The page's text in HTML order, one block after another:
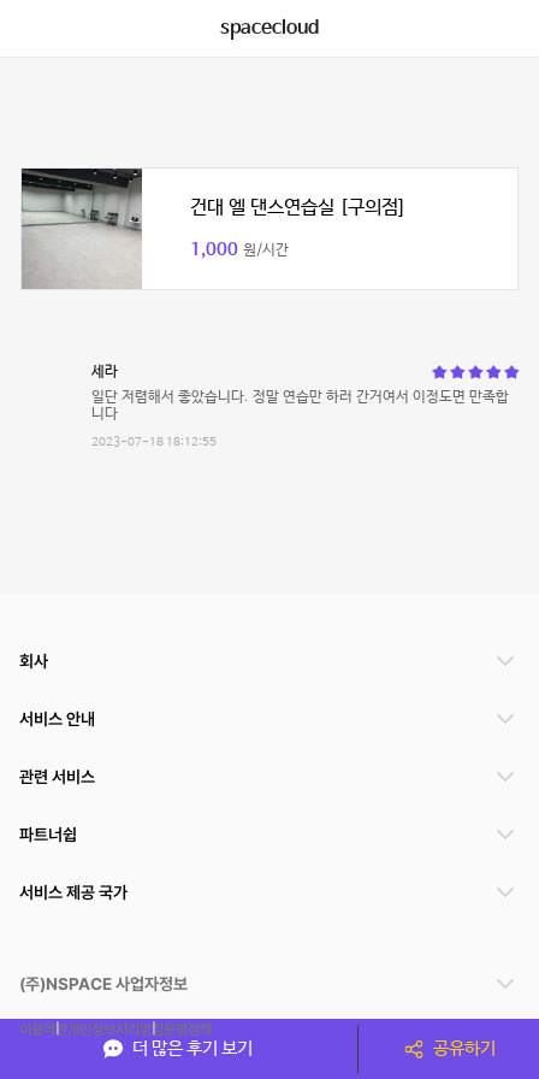
spacecloud
건대 엘 댄스연습실 [구의점]
1,000 원/시간
세라
일단 저렴해서 좋았습니다. 정말 연습만 하러 간거여서 이정도면 만족합
니다
2023-07-18 18:12:55
더 많은 후기 보기 공유하기
회사
서비스 안내
관련 서비스
파트너쉽
서비스 제공 국가
(주)NSPACE 사업자정보
이용약관개인정보처리방침운영정책
스페이스클라우드는 통신판매중개자이며 통신판매의 당사자가 아닙니다. 따라서 스페이스클